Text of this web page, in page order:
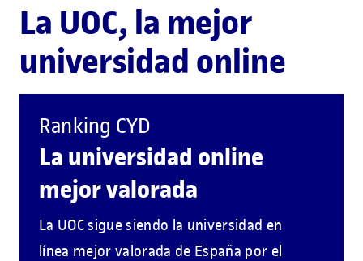
La UOC, la mejor
universidad online
Ranking CYD
La universidad online
mejor valorada
La UOC sigue siendo la universidad en
línea mejor valorada de España por el